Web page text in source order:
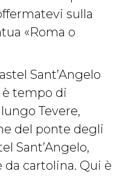
sulla
«Roma o
Sant’Angelo
è tempo di
Tevere,
del ponte degli
Sant’Angelo,
da cartolina. Qui è